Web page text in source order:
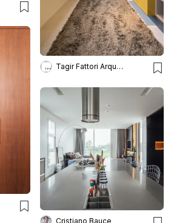
Tagir Fattori Arquitetura
Cristiano Bauce